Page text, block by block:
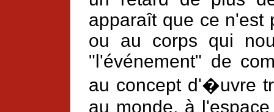
apparaît que ce n'est
ou au corps qui
"l'événement" de
au concept d'�uvre
au monde, à